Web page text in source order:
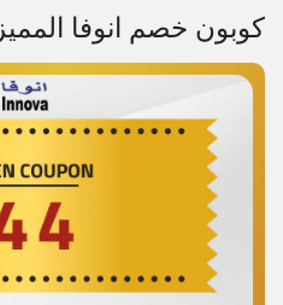
كوبون خصم انوفا المميز